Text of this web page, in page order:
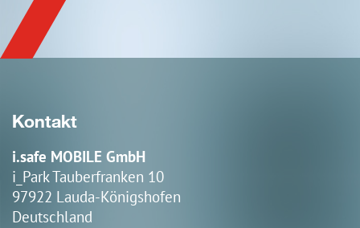
Kontakt
i.safe MOBILE GmbH
i_Park Tauberfranken 10
97922 Lauda-Königshofen
Deutschland